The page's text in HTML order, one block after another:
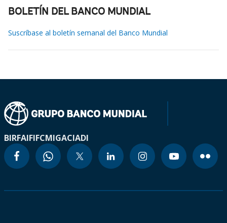
BOLETÍN DEL BANCO MUNDIAL
Suscríbase al boletín semanal del Banco Mundial
BIRFAIFIFCMIGACIADI